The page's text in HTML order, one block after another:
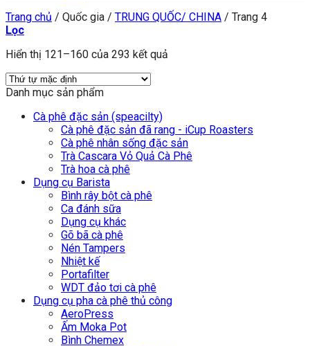
Trang chủ / Quốc gia / TRUNG QUỐC/ CHINA / Trang 4
Lọc
Hiển thị 121–160 của 293 kết quả
Danh mục sản phẩm
Cà phê đặc sản (speacilty)
Cà phê đặc sản đã rang - iCup Roasters
Cà phê nhân sống đặc sản
Trà Cascara Vỏ Quả Cà Phê
Trà hoa cà phê
Dụng cụ Barista
Bình rây bột cà phê
Ca đánh sữa
Dụng cụ khác
Gõ bã cà phê
Nén Tampers
Nhiệt kế
Portafilter
WDT đảo tơi cà phê
Dụng cụ pha cà phê thủ công
AeroPress
Ấm Moka Pot
Bình Chemex